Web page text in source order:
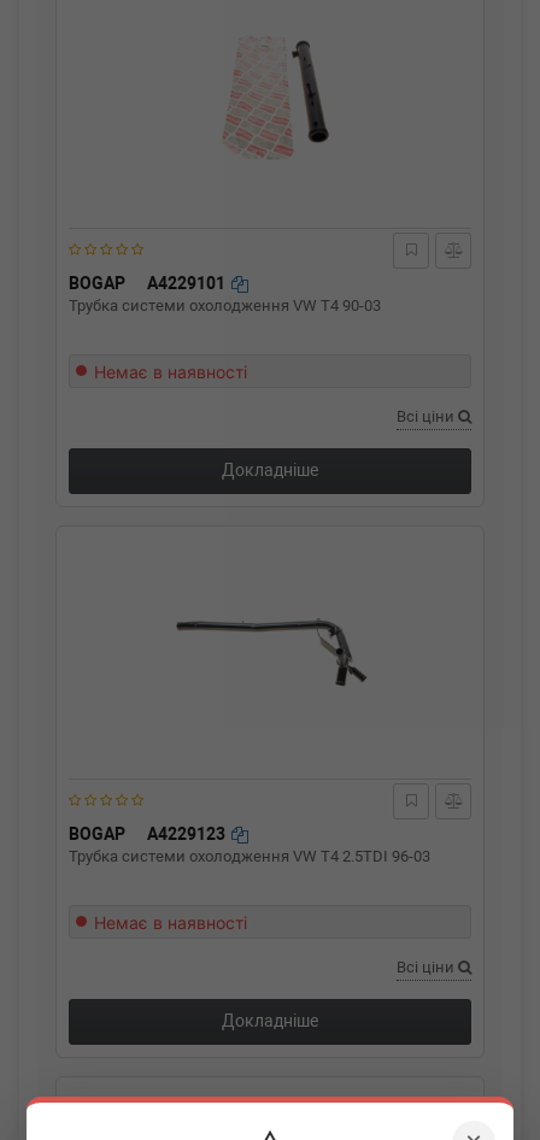
BOGAP A4229101
Трубка системи охолодження VW T4 90-03
Немає в наявності
Всі ціни
Докладніше
BOGAP A4229123
Трубка системи охолодження VW T4 2.5TDI 96-03
Немає в наявності
Всі ціни
Докладніше